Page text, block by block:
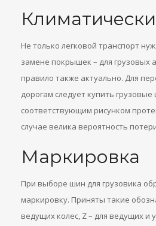
Не только легковой транспорт
замене покрышек – для грузовых
правило также актуально. Для
дорогам следует купить
соответствующим рисунком
случае велика вероятность
Маркировка
При выборе шин для грузовика
маркировку. Приняты такие
ведущих колес, Z – для ведущих и